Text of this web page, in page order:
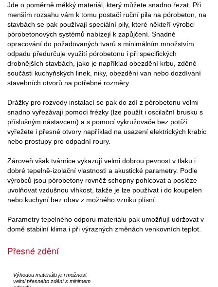
Jde o poměrně měkký materiál, který můžete snadno řezat. Při
menším rozsahu vám k tomu postačí ruční pila na pórobeton, na
stavbách se pak používají speciální pily, které někteří výrobci
pórobetonových systémů nabízejí k zapůjčení. Snadné
opracování do požadovaných tvarů s minimálním množstvím
odpadu předurčuje využití pórobetonu i při specifických
drobnějších stavbách, jako je například obezdění krbu, zděné
součásti kuchyňských linek, niky, obezdění van nebo dozdívání
stavebních otvorů na potřebné rozměry.
Drážky pro rozvody instalací se pak do zdí z pórobetonu velmi
snadno vyřezávají pomocí frézky (lze použít i oscilační brusku s
příslušným nástavcem) a s pomocí vykružovače bez potíží
vyřežete i přesné otvory například na usazení elektrických krabic
nebo prostupy pro odpadní roury.
Zároveň však tvárnice vykazují velmi dobrou pevnost v tlaku i
dobré tepelně-izolační vlastnosti a akustické parametry. Podle
výrobců jsou pórobetony rovněž schopny pohlcovat a posléze
uvolňovat vzdušnou vlhkost, takže je lze používat i do koupelen
nebo kuchyní bez obav z možného vzniku plísní.
Parametry tepelného odporu materiálu pak umožňují udržovat v
domě stabilní klima i při výrazných změnách venkovních teplot.
Přesné zdění
Výhodou materiálu je i možnost
velmi přesného zdění s minimem